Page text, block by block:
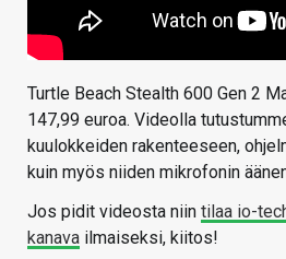
Turtle Beach Stealth 600 Gen 2
147,99 euroa. Videolla
kuulokkeiden rakenteeseen,
kuin myös niiden mikrofonin
Jos pidit videosta niin tilaa io-
kanava ilmaiseksi, kiitos!